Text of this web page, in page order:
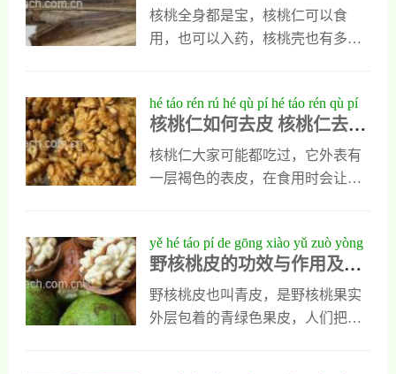
核桃全身都是宝，核桃仁可以食
用，也可以入药，核桃壳也有多种
疾病的治疗。不过大部分朋友对核
桃树皮了解不多，为此在这里我就
专门把它的功效与作用写出来分享
给大家。核桃树皮的功效与作用1、
在专业的医学书籍中没有明确的记
载，但是在民间却流传了很多年，
而且作用比较明显，具体使用方法
是把核桃树皮适量加清水煎制，然
hé táo rén rú hé qù pí hé táo rén qù pí
miào zhāo
核桃仁如何去皮 核桃仁去皮
妙招
核桃仁大家可能都吃过，它外表有
一层褐色的表皮，在食用时会让人
正去除时才发现，核桃仁去皮特别
费劲，应该怎样轻松去除核桃仁的
表皮呢？其实去除核桃仁的表皮也
有一些小技巧，一会我就把这些小
yě hé táo pí de gōng xiào yǔ zuò yòng
jí jìn jì
野核桃皮的功效与作用及禁
忌
野核桃皮也叫青皮，是野核桃果实
外层包着的青绿色果皮，人们把它